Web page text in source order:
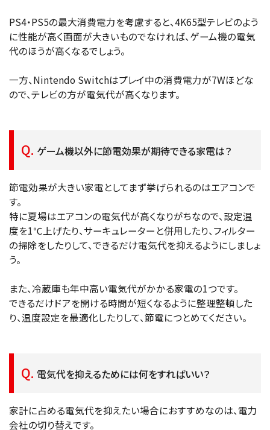
PS4・PS5の最大消費電力を考慮すると、4K65型テレビのよう
に性能が高く画面が大きいものでなければ、ゲーム機の電気
代のほうが高くなるでしょう。
一方、Nintendo Switchはプレイ中の消費電力が7Wほどな
ので、テレビの方が電気代が高くなります。
ゲーム機以外に節電効果が期待できる家電は？
節電効果が大きい家電としてまず挙げられるのはエアコンで
す。
特に夏場はエアコンの電気代が高くなりがちなので、設定温
度を1℃上げたり、サーキュレーターと併用したり、フィルター
の掃除をしたりして、できるだけ電気代を抑えるようにしましょ
う。
また、冷蔵庫も年中高い電気代がかかる家電の1つです。
できるだけドアを開ける時間が短くなるように整理整頓した
り、温度設定を最適化したりして、節電につとめてください。
電気代を抑えるためには何をすればいい？
家計に占める電気代を抑えたい場合におすすめなのは、電力
会社の切り替えです。